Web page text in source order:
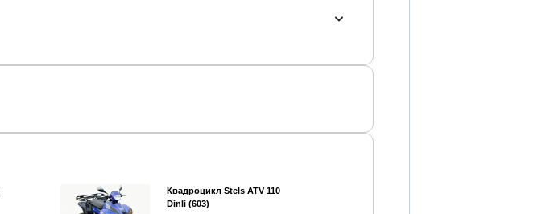
Квадроцикл Stels ATV 110
Dinli (603)